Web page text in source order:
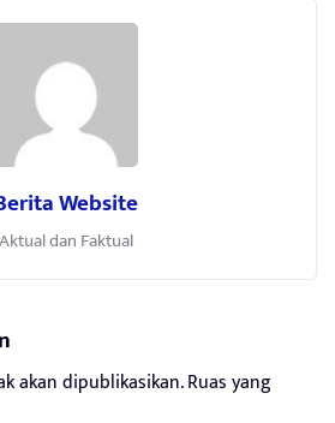
Website
Aktual dan Faktual
akan dipublikasikan.Ruas yang